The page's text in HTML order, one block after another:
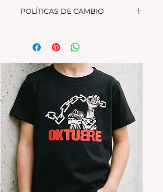
POLÍTICAS DE CAMBIO
cambio, el producto debe
encontrarse sin uso y en su
packaging original.Los cambios
se realizan solamente por lo
disponible en stock en el
local.Tener en cuenta que se
estampa a pedido, el stock de la
tienda online para compras
nuevas NO es el mismo que el del
local
Los productos personalizados NO
*La ropa de otras temporadas o
rebajas tanto de la tienda online